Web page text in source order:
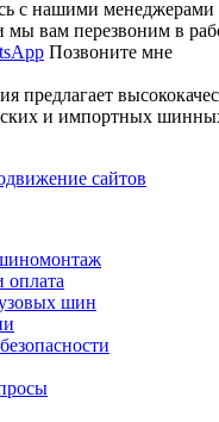
с нашими
мы вам перезвоним в
Позвоните мне
предлагает
и импортных
сайтов
оплата
шин